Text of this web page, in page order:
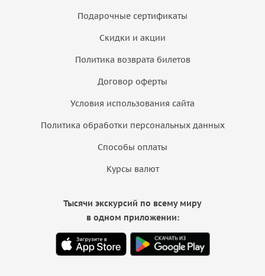
Подарочные сертификаты
Скидки и акции
Политика возврата билетов
Договор оферты
Условия использования сайта
Политика обработки персональных данных
Способы оплаты
Курсы валют
Тысячи экскурсий по всему миру
в одном приложении: